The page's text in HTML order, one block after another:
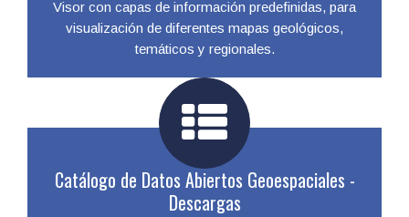
Visor con capas de información predefinidas, para
visualización de diferentes mapas geológicos,
temáticos y regionales.
Catálogo de Datos Abiertos Geoespaciales -
Descargas